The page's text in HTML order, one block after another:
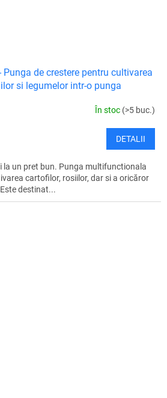
Punga de crestere pentru cultivarea
si legumelor intr-o punga
În stoc (>5 buc.)
DETALII
la un pret bun. Punga multifunctionala
cartofilor, rosiilor, dar si a oricăror
destinat...